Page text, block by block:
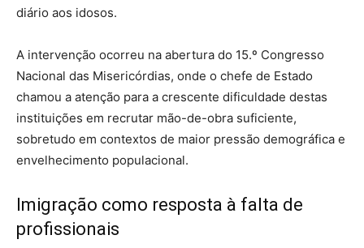
diário aos idosos.
A intervenção ocorreu na abertura do 15.º Congresso
Nacional das Misericórdias, onde o chefe de Estado
chamou a atenção para a crescente dificuldade destas
instituições em recrutar mão-de-obra suficiente,
sobretudo em contextos de maior pressão demográfica e
envelhecimento populacional.
Imigração como resposta à falta de
profissionais